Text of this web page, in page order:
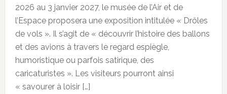
2026 au 3 janvier 2027, le musée de l’Air et de
l’Espace proposera une exposition intitulée « Drôles
de vols ». Il s’agit de « découvrir l’histoire des ballons
et des avions à travers le regard espiègle,
humoristique ou parfois satirique, des
caricaturistes ». Les visiteurs pourront ainsi
« savourer à loisir […]